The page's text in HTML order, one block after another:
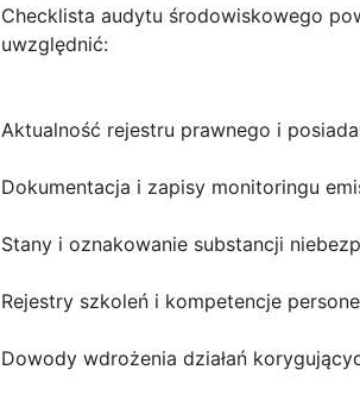
Checklista audytu środowiskowego
uwzględnić:
Aktualność rejestru prawnego i
Dokumentacja i zapisy monitoringu
Stany i oznakowanie substancji
Rejestry szkoleń i kompetencje
Dowody wdrożenia działań